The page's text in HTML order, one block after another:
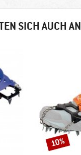
SICH AUCH AN
Rabatt
10%